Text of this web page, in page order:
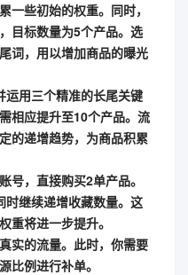
一些初始的权重。同时，
目标数量为5个产品。选
词，用以增加商品的曝光
运用三个精准的长尾关键
相应提升至10个产品。流
的递增趋势，为商品积累
号，直接购买2单产品。
时继续递增收藏数量。这
重将进一步提升。
实的流量。此时，你需要
比例进行补单。